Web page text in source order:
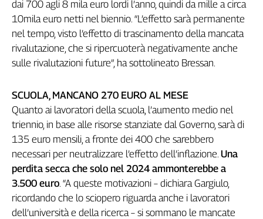
Collettiva
Girasoli
Il
Sassolino
Linea
It
Easy
Inserti
Idea
Diffusa
InFlai
Le
dai 700 agli 8 mila euro lordi l’anno, quindi da mille a circa
10mila euro netti nel biennio. “L’effetto sarà permanente
nel tempo, visto l’effetto di trascinamento della mancata
rivalutazione, che si ripercuoterà negativamente anche
sulle rivalutazioni future”, ha sottolineato Bressan.
SCUOLA, MANCANO 270 EURO AL MESE
Quanto ai lavoratori della scuola, l’aumento medio nel
triennio, in base alle risorse stanziate dal Governo, sarà di
135 euro mensili, a fronte dei 400 che sarebbero
necessari per neutralizzare l’effetto dell’inflazione. Una
perdita secca che solo nel 2024 ammonterebbe a
3.500 euro. “A queste motivazioni – dichiara Gargiulo,
ricordando che lo sciopero riguarda anche i lavoratori
dell’università e della ricerca – si sommano le mancate